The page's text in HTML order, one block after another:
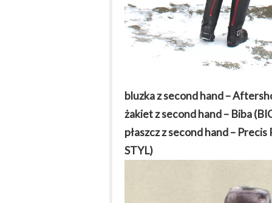
bluzka z second hand –
żakiet z second hand – Biba
płaszcz z second hand –
STYL)